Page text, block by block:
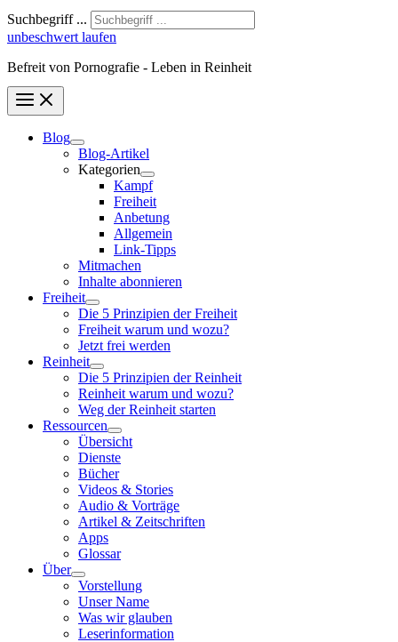
Suchbegriff ...
unbeschwert laufen
Befreit von Pornografie - Leben in Reinheit
Blog
Blog-Artikel
Kategorien
Kampf
Freiheit
Anbetung
Allgemein
Link-Tipps
Mitmachen
Inhalte abonnieren
Freiheit
Die 5 Prinzipien der Freiheit
Freiheit warum und wozu?
Jetzt frei werden
Reinheit
Die 5 Prinzipien der Reinheit
Reinheit warum und wozu?
Weg der Reinheit starten
Ressourcen
Übersicht
Dienste
Bücher
Videos & Stories
Audio & Vorträge
Artikel & Zeitschriften
Apps
Glossar
Über
Vorstellung
Unser Name
Was wir glauben
Leser­infor­mation